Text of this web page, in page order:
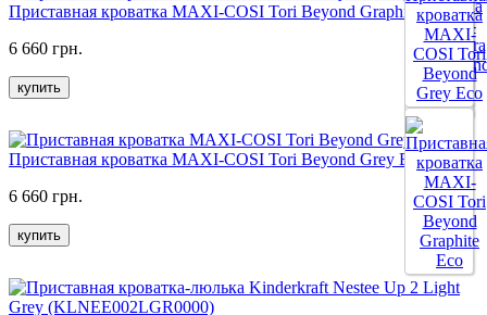
Все цвета
Приставная кроватка MAXI-COSI Tori Beyond Graphite Eco
6 660 грн.
купить
Приставная кроватка MAXI-COSI Tori Beyond Grey Eco
6 660 грн.
купить